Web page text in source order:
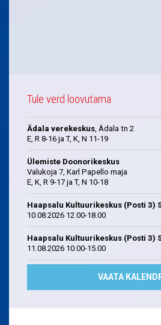
Tule verd loovutama
Ädala verekeskus, Ädala tn 2
E, R 8-16 ja T, K, N 11-19
Ülemiste Doonorikeskus
Valukoja 7, Karl Papello maja
E, K, R 9-17 ja T, N 10-18
Haapsalu Kultuurikeskus (Posti 3)
10.08.2026 12.00-18.00
Haapsalu Kultuurikeskus (Posti 3)
11.08.2026 10.00-15.00
VAATA